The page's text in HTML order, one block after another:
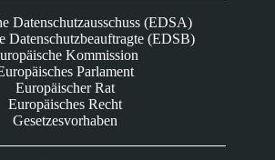
Datenschutzausschuss (EDSA)
Datenschutzbeauftragte (EDSB)
Kommission
Parlament
Europäischer Rat
Europäisches Recht
Gesetzesvorhaben